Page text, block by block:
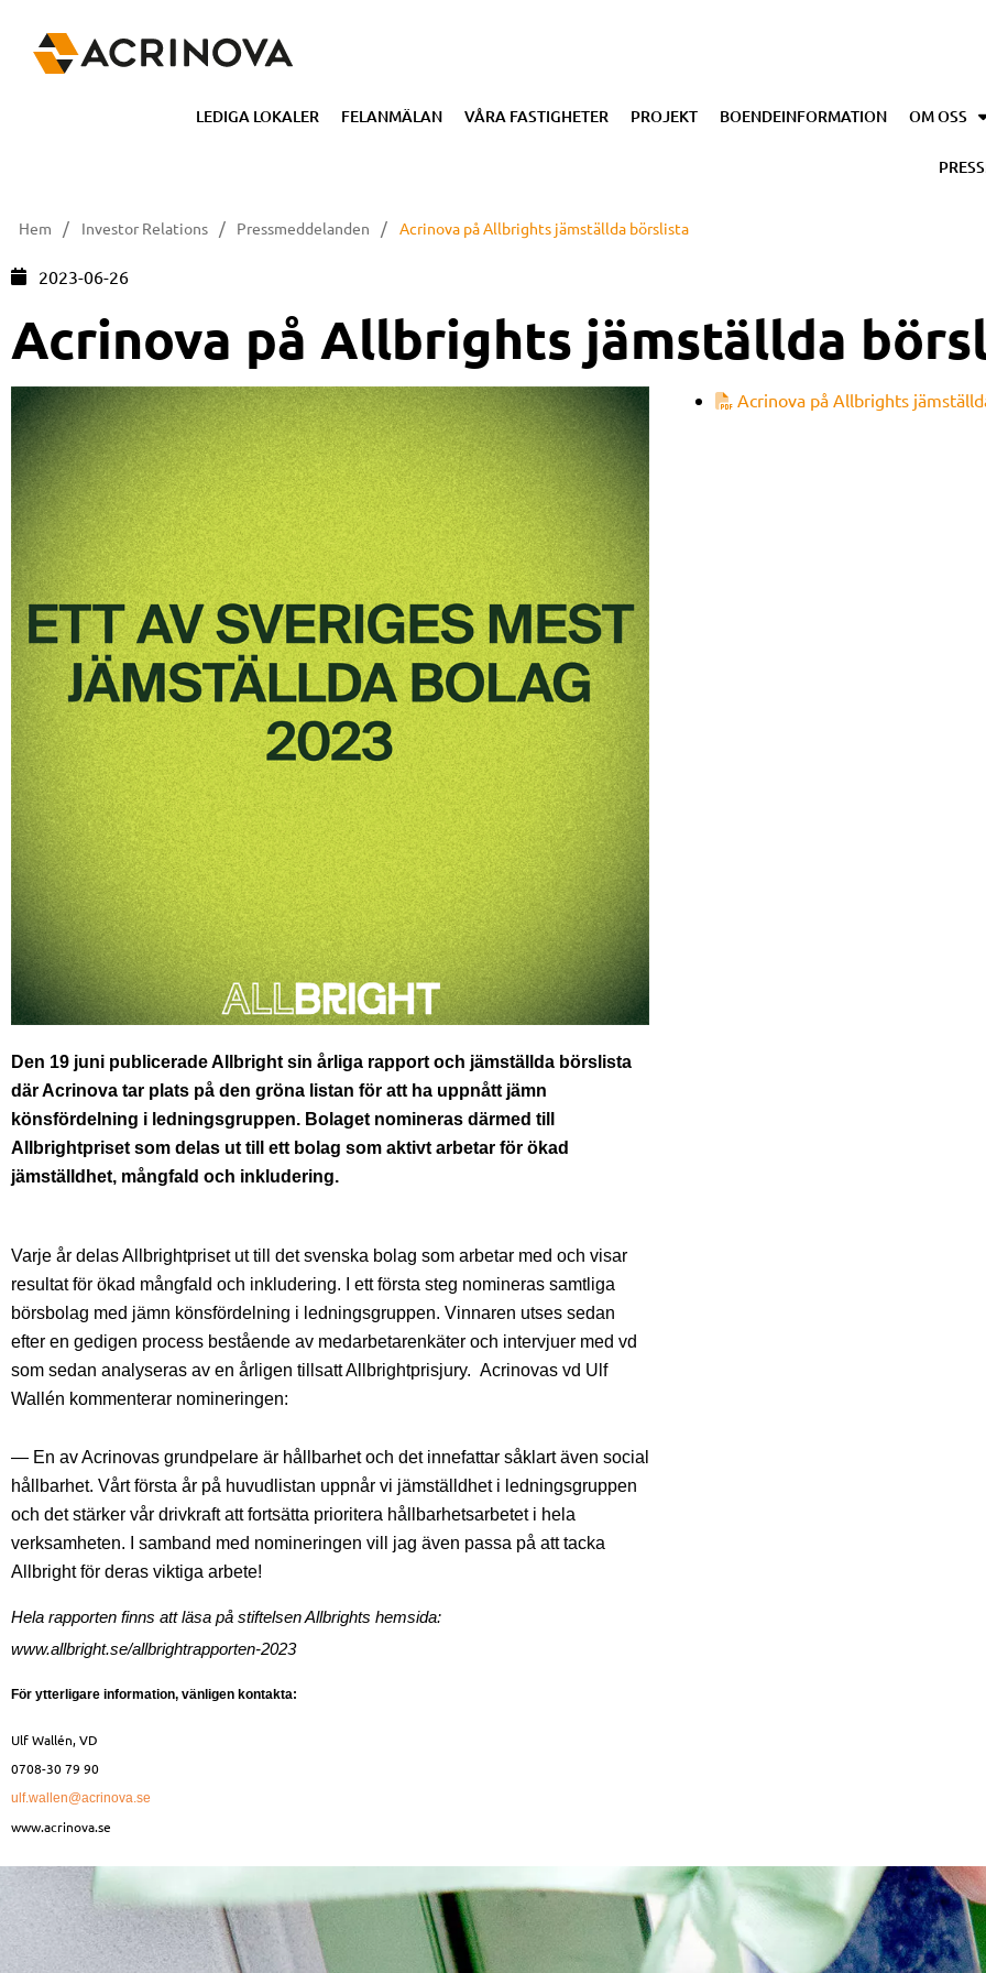
LEDIGA LOKALER FELANMÄLAN VÅRA FASTIGHETER PROJEKT BOENDEINFORMATION OM OSS
Hem / Investor Relations / Pressmeddelanden / Acrinova på Allbrights jämställda börslista
2023-06-26
Acrinova på Allbrights jämställda
Den 19 juni publicerade Allbright sin årliga rapport och jämställda börslista
där Acrinova tar plats på den gröna listan för att ha uppnått jämn
könsfördelning i ledningsgruppen. Bolaget nomineras därmed till
Allbrightpriset som delas ut till ett bolag som aktivt arbetar för ökad
jämställdhet, mångfald och inkludering.
Varje år delas Allbrightpriset ut till det svenska bolag som arbetar med och visar
resultat för ökad mångfald och inkludering. I ett första steg nomineras samtliga
börsbolag med jämn könsfördelning i ledningsgruppen. Vinnaren utses sedan
efter en gedigen process bestående av medarbetarenkäter och intervjuer med vd
som sedan analyseras av en årligen tillsatt Allbrightprisjury. Acrinovas vd Ulf
Wallén kommenterar nomineringen:
— En av Acrinovas grundpelare är hållbarhet och det innefattar såklart även social
hållbarhet. Vårt första år på huvudlistan uppnår vi jämställdhet i ledningsgruppen
och det stärker vår drivkraft att fortsätta prioritera hållbarhetsarbetet i hela
verksamheten. I samband med nomineringen vill jag även passa på att tacka
Allbright för deras viktiga arbete!
Hela rapporten finns att läsa på stiftelsen Allbrights hemsida:
www.allbright.se/allbrightrapporten-2023
För ytterligare information, vänligen kontakta:
Ulf Wallén, VD
0708-30 79 90
ulf.wallen@acrinova.se
www.acrinova.se
Acrinova på Allbrights